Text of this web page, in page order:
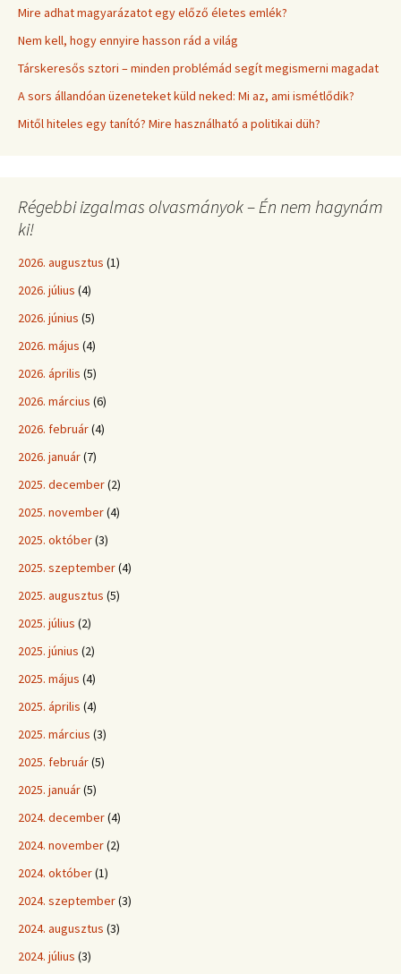
Mire adhat magyarázatot egy előző életes emlék?
Nem kell, hogy ennyire hasson rád a világ
Társkeresős sztori – minden problémád segít megismerni magadat
A sors állandóan üzeneteket küld neked: Mi az, ami ismétlődik?
Mitől hiteles egy tanító? Mire használható a politikai düh?
Régebbi izgalmas olvasmányok – Én nem hagynám
ki!
2026. augusztus (1)
2026. július (4)
2026. június (5)
2026. május (4)
2026. április (5)
2026. március (6)
2026. február(4)
2026. január(7)
2025. december(2)
2025. november(4)
2025. október(3)
2025. szeptember(4)
2025. augusztus (5)
2025. július (2)
2025. június (2)
2025. május (4)
2025. április (4)
2025. március (3)
2025. február(5)
2025. január(5)
2024. december(4)
2024. november(2)
2024. október(1)
2024. szeptember(3)
2024. augusztus (3)
2024. július (3)